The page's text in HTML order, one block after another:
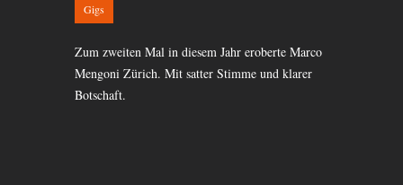
Gigs
Zum zweiten Mal in diesem Jahr eroberte Marco
Mengoni Zürich. Mit satter Stimme und klarer
Botschaft.